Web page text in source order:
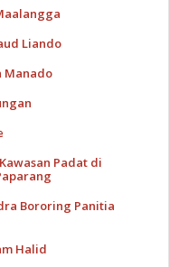
Liando
Manado
Padat di
Bororing Panitia
Halid